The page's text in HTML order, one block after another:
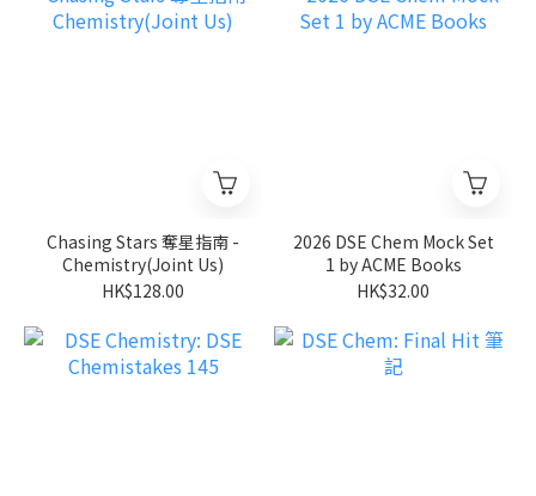
Chasing Stars 奪星指南 -
Chemistry(Joint Us)
HK$128.00
2026 DSE Chem Mock Set
1 by ACME Books
HK$32.00